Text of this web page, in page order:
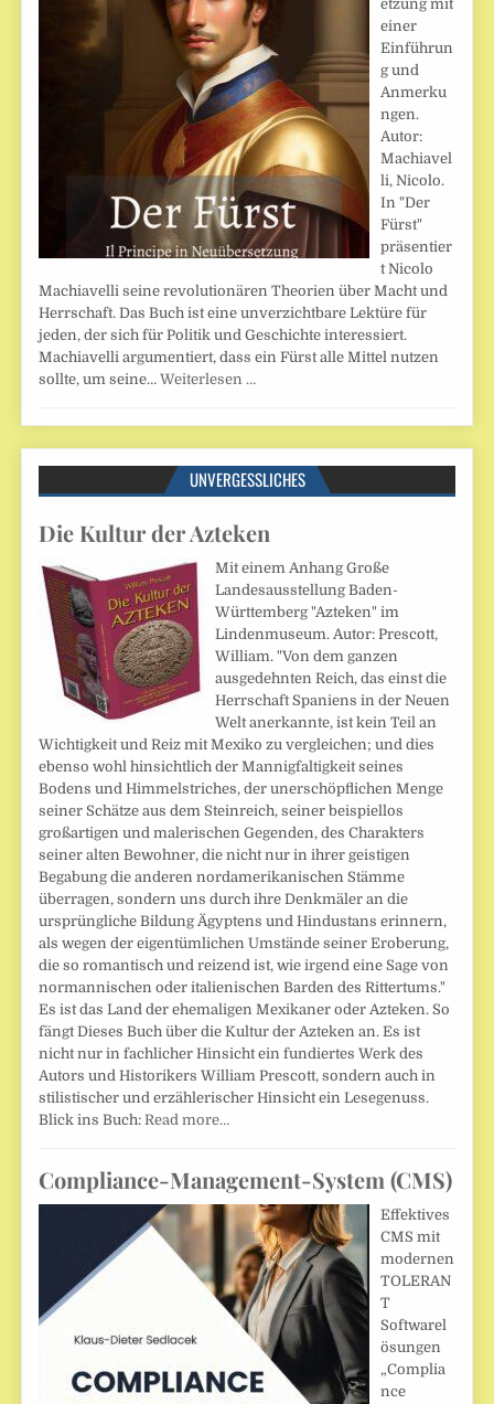
etzung mit
einer
Einführun
g und
Anmerku
ngen.
Autor:
Machiavel
li, Nicolo.
In "Der
Fürst"
präsentier
t Nicolo
Machiavelli seine revolutionären Theorien über Macht und
Herrschaft. Das Buch ist eine unverzichtbare Lektüre für
jeden, der sich für Politik und Geschichte interessiert.
Machiavelli argumentiert, dass ein Fürst alle Mittel nutzen
sollte, um seine…Weiterlesen …
UNVERGESSLICHES
Die Kultur der Azteken
Mit einem Anhang Große
Landesausstellung Baden-
Württemberg "Azteken" im
Lindenmuseum. Autor: Prescott,
William. "Von dem ganzen
ausgedehnten Reich, das einst die
Herrschaft Spaniens in der Neuen
Welt anerkannte, ist kein Teil an
Wichtigkeit und Reiz mit Mexiko zu vergleichen; und dies
ebenso wohl hinsichtlich der Mannigfaltigkeit seines
Bodens und Himmelstriches, der unerschöpflichen Menge
seiner Schätze aus dem Steinreich, seiner beispiellos
großartigen und malerischen Gegenden, des Charakters
seiner alten Bewohner, die nicht nur in ihrer geistigen
Begabung die anderen nordamerikanischen Stämme
überragen, sondern uns durch ihre Denkmäler an die
ursprüngliche Bildung Ägyptens und Hindustans erinnern,
als wegen der eigentümlichen Umstände seiner Eroberung,
die so romantisch und reizend ist, wie irgend eine Sage von
normannischen oder italienischen Barden des Rittertums."
Es ist das Land der ehemaligen Mexikaner oder Azteken. So
fängt Dieses Buch über die Kultur der Azteken an. Es ist
nicht nur in fachlicher Hinsicht ein fundiertes Werk des
Autors und Historikers William Prescott, sondern auch in
stilistischer und erzählerischer Hinsicht ein Lesegenuss.
Blick ins Buch:Read more…
Compliance-Management-System (CMS)
Effektives
CMS mit
modernen
TOLERAN
T
Softwarel
ösungen
„Complia
nce